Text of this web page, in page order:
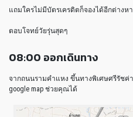
แถมใครไม่มีบัตรเครดิตก็จองได้อีกต่างห
ตอบโจทย์วัยรุ่นสุดๆ
08:00 ออกเดินทาง
จากถนนรามคำแหง ขึ้นทางพิเศษศรีรัชค่
google map ช่วยคุณได้